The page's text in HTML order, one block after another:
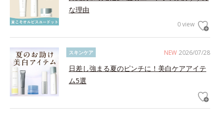
な理由
0 view
NEW 2026/07/28
スキンケア
日差し強まる夏のピンチに！美白ケアアイテ
ム5選